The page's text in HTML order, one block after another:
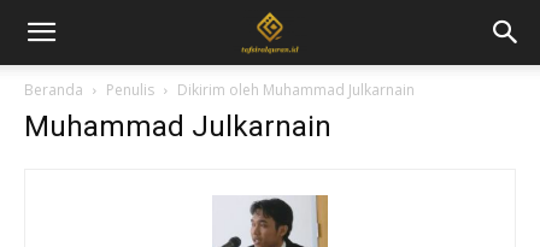
Beranda Penulis Dikirim oleh Muhammad Julkarnain
Muhammad Julkarnain